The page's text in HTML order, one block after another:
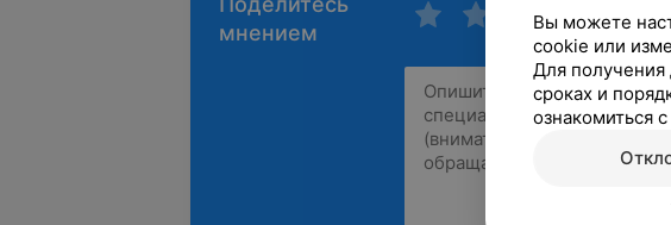
мнением
Вы можете
cookie или
Для
сроках и
ознакомиться